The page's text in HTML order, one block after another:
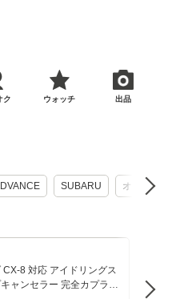
ク ウォッチ 出品
SUBARU オートエ
CX-8 対応 アイドリングス
キャンセラー 完全カプラー